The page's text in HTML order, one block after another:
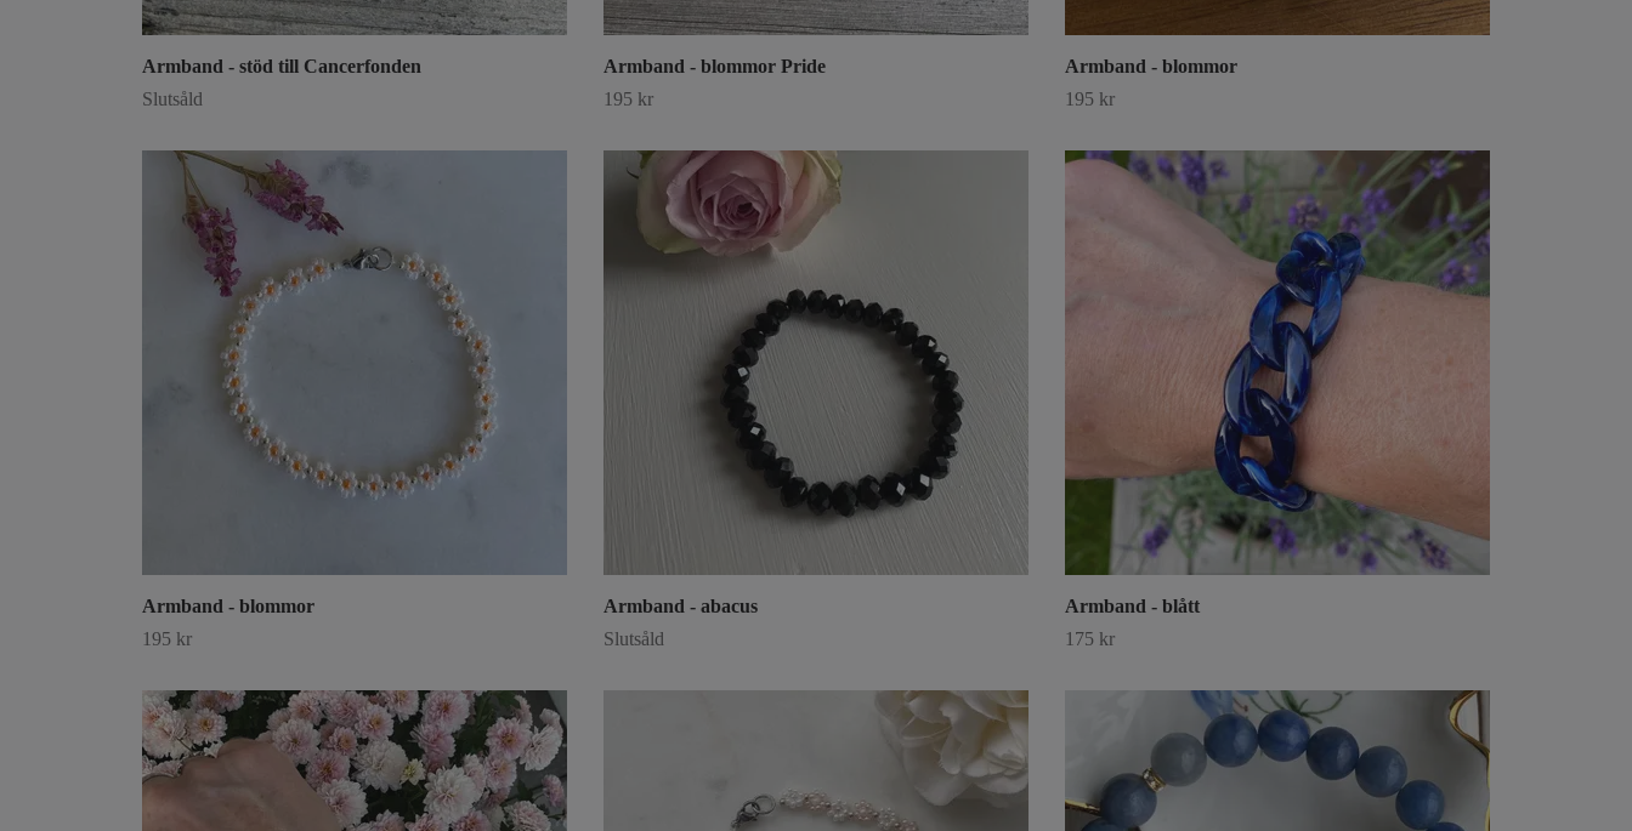
Armband - stöd till Cancerfonden
Slutsåld
Armband - blommor Pride
195 kr
Armband - blommor
195 kr
Armband - blommor
195 kr
Armband - abacus
Slutsåld
Armband - blått
175 kr